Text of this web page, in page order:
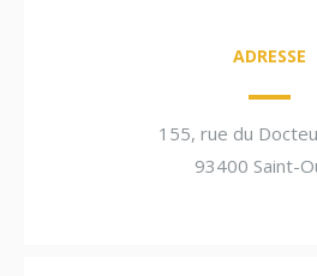
ADRESSE
155, rue du
93400 Saint-